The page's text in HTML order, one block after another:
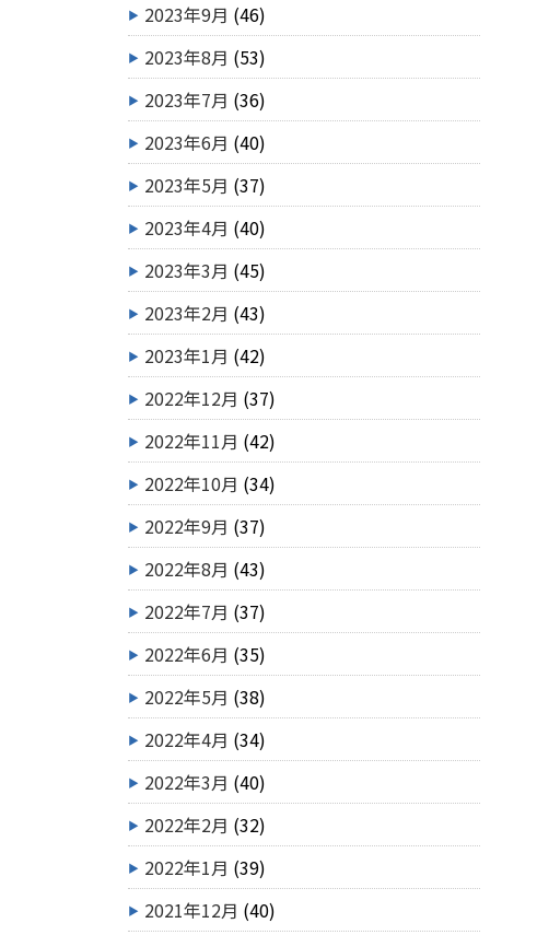
2023年9月 (46)
2023年8月 (53)
2023年7月 (36)
2023年6月 (40)
2023年5月 (37)
2023年4月 (40)
2023年3月 (45)
2023年2月 (43)
2023年1月 (42)
2022年12月 (37)
2022年11月 (42)
2022年10月 (34)
2022年9月 (37)
2022年8月 (43)
2022年7月 (37)
2022年6月 (35)
2022年5月 (38)
2022年4月 (34)
2022年3月 (40)
2022年2月 (32)
2022年1月 (39)
2021年12月 (40)